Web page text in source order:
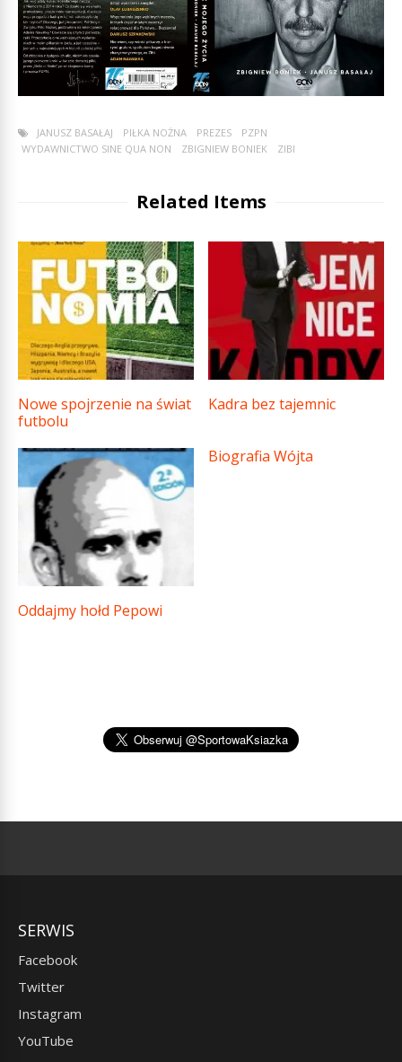
JANUSZ BASAŁAJ PIŁKA NOŻNA PREZES
PZPN
WYDAWNICTWO SINE QUA NON
ZBIGNIEW BONIEK ZIBI
Related Items
Nowe spojrzenie na świat
futbolu
Kadra bez tajemnic
Oddajmy hołd Pepowi
Biografia Wójta
SERWIS
Facebook
Twitter
Instagram
YouTube